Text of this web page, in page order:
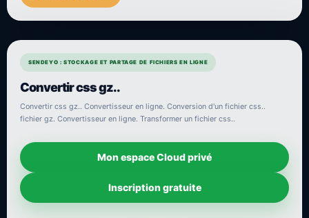
SENDEYO : STOCKAGE ET PARTAGE DE FICHIERS EN LIGNE
Convertir css gz..
Convertir css gz.. Convertisseur en ligne. Conversion d'un fichier css..
fichier gz. Convertisseur en ligne. Transformer un fichier css..
Mon espace Cloud privé
Inscription gratuite